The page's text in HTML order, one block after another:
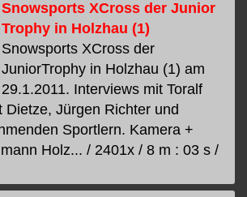
Snowsports XCross der Junior
Trophy in Holzhau (1)
Snowsports XCross der
JuniorTrophy in Holzhau (1) am
29.1.2011. Interviews mit Toralf
Dietze, Jürgen Richter und
Sportlern. Kamera +
Holz... / 2401x / 8 m : 03 s /